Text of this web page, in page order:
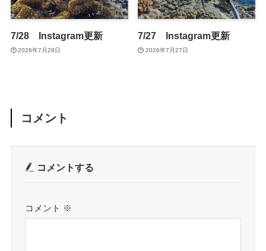
7/28 Instagram更新
2026年7月28日
7/27 Instagram更新
2026年7月27日
コメント
コメントする
コメント ※